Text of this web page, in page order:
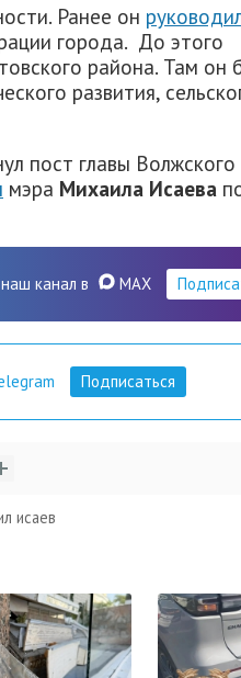
Ранее он
города. До этого
района. Там он
развития,
пост главы
мэра Михаила Исаева
канал в MAX
Подписаться
исаев